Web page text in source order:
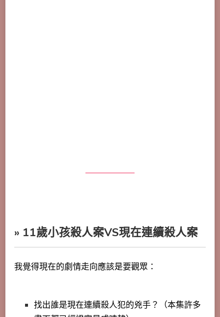
» 11歲小孩殺人案VS現在連續殺人案
我覺得現在的劇情走向應該是要觀眾：
找出誰是現在連續殺人犯的兇手？（本集許多